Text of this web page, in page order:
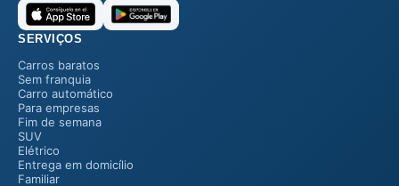
SERVIÇOS
Carros baratos
Sem franquia
Carro automático
Para empresas
Fim de semana
SUV
Elétrico
Entrega em domicílio
Familiar